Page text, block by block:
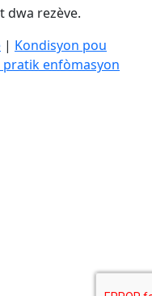
dwa rezève.
| Kondisyon pou
pratik enfòmasyon